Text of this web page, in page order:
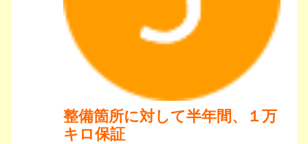
整備箇所に対して半年間、
１万
キロ保証